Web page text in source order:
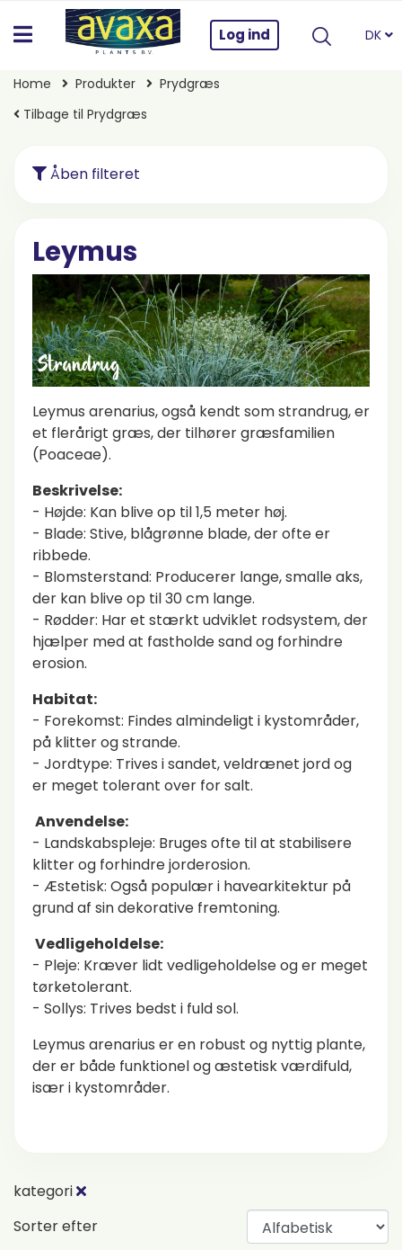
Log ind DK
Home Produkter
Prydgræs
Tilbage til Prydgræs
Åben filteret
Leymus
Leymus arenarius, også kendt som strandrug, er
et flerårigt græs, der tilhører græsfamilien
(Poaceae).
Beskrivelse:
- Højde: Kan blive op til 1,5 meter høj.
- Blade: Stive, blågrønne blade, der ofte er
ribbede.
- Blomsterstand: Producerer lange, smalle aks,
der kan blive op til 30 cm lange.
- Rødder: Har et stærkt udviklet rodsystem, der
hjælper med at fastholde sand og forhindre
erosion.
Habitat:
- Forekomst: Findes almindeligt i kystområder,
på klitter og strande.
- Jordtype: Trives i sandet, veldrænet jord og
er meget tolerant over for salt.
Anvendelse:
- Landskabspleje: Bruges ofte til at stabilisere
klitter og forhindre jorderosion.
- Æstetisk: Også populær i havearkitektur på
grund af sin dekorative fremtoning.
Vedligeholdelse:
- Pleje: Kræver lidt vedligeholdelse og er meget
tørketolerant.
- Sollys: Trives bedst i fuld sol.
Leymus arenarius er en robust og nyttig plante,
der er både funktionel og æstetisk værdifuld,
især i kystområder.
kategori
Sorter efter